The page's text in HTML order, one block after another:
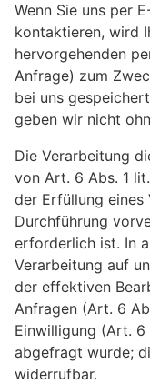
Wenn Sie uns per
kontaktieren, wird
hervorgehenden
Anfrage) zum
bei uns
geben wir nicht
Die Verarbeitung
von Art. 6 Abs. 1
der Erfüllung eines
Durchführung
erforderlich ist. In
Verarbeitung auf
der effektiven
Anfragen (Art. 6
Einwilligung (Art. 6
abgefragt wurde;
widerrufbar.